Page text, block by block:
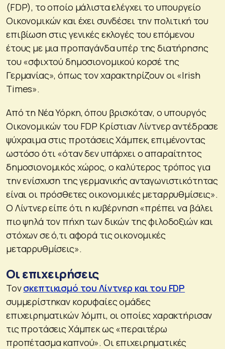
(FDP), το οποίο μάλιστα ελέγχει το υπουργείο
Οικονομικών και έχει συνδέσει την πολιτική του
επιβίωση στις γενικές εκλογές του επόμενου
έτους με μια προπαγάνδα υπέρ της διατήρησης
του «σφιχτού δημοσιονομικού κορσέ της
Γερμανίας», όπως τον χαρακτηρίζουν οι «Irish
Times».
Από τη Νέα Υόρκη, όπου βρισκόταν, ο υπουργός
Οικονομικών του FDP Κρίστιαν Λίντνερ αντέδρασε
ψύχραιμα στις προτάσεις Χάμπεκ, επιμένοντας
ωστόσο ότι «όταν δεν υπάρχει ο απαραίτητος
δημοσιονομικός χώρος, ο καλύτερος τρόπος για
την ενίσχυση της γερμανικής ανταγωνιστικότητας
είναι οι πρόσθετες οικονομικές μεταρρυθμίσεις».
Ο Λίντνερ είπε ότι η κυβέρνηση «πρέπει να βάλει
πιο ψηλά τον πήχη των δικών της φιλοδοξιών και
στόχων σε ό,τι αφορά τις οικονομικές
μεταρρυθμίσεις».
Οι επιχειρήσεις
Τονσκεπτικισμό του Λίντνερ και του FDP
συμμερίστηκαν κορυφαίες ομάδες
επιχειρηματικών λόμπι, οι οποίες χαρακτήρισαν
τις προτάσεις Χάμπεκ ως «περαιτέρω
προπέτασμα καπνού». Οι επιχειρηματικές